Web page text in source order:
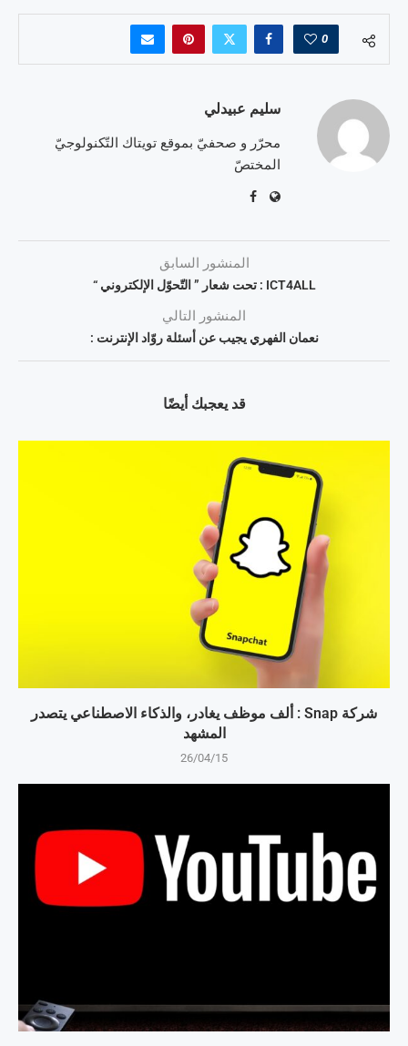
0
سليم عبيدلي
محرّر و صحفيّ بموقع تويتاك التّكنولوجيّ
المختصّ
المنشور السابق
ICT4ALL : تحت شعار ” التّحوّل الإلكتروني “
المنشور التالي
نعمان الفهري يجيب عن أسئلة روّاد الإنترنت :
قد يعجبك أيضًا
شركة Snap : ألف موظف يغادر، والذكاء الاصطناعي يتصدر
المشهد
26/04/15